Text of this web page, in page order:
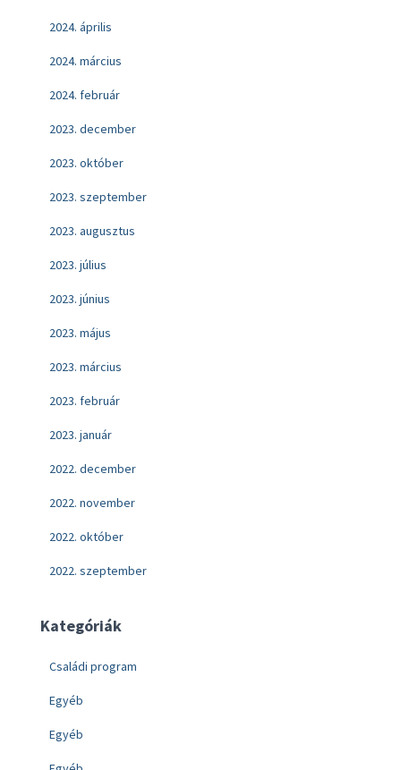
2024. április
2024. március
2024. február
2023. december
2023. október
2023. szeptember
2023. augusztus
2023. július
2023. június
2023. május
2023. március
2023. február
2023. január
2022. december
2022. november
2022. október
2022. szeptember
Kategóriák
Családi program
Egyéb
Egyéb